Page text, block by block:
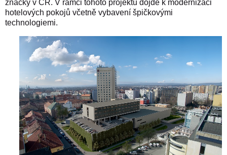
značky v ČR. V rámci tohoto projektu dojde k modernizaci
hotelových pokojů včetně vybavení špičkovými
technologiemi.